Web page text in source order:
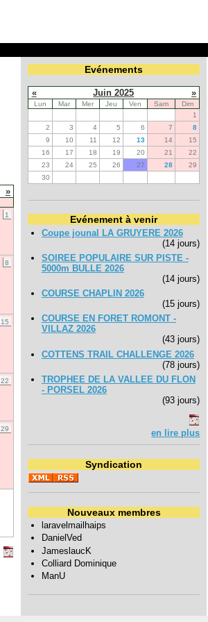
»
1
8
15
22
29
Evénements
« Juin 2025 »
Lun Mar Mer Jeu Ven Sam
Dim
1
2
3 4 5 6 7
8
9
10 11 12 13 14
15
16
17 18 19 20 21
22
23
24 25 26 27 28
29
30
Evénement à venir
Coupe jounal LA GRUYERE 2026
(14 jours)
SOIREE POPULAIRE SUR PISTE -
5000m BULLE 2026
(14 jours)
COURSE CHAPLIN 2026
(15 jours)
COURSE EN FORET ROMONT -
VILLAZ 2026
(43 jours)
COTTENS TRAIL CHALLENGE 2026
(78 jours)
TROPHEE DE LA VALLEE DU FLON
- PORSEL 2026
(93 jours)
en lire plus
Syndication
Nouveaux membres
laravelmailhaips
DanielVed
JameslaucK
Colliard Dominique
ManU